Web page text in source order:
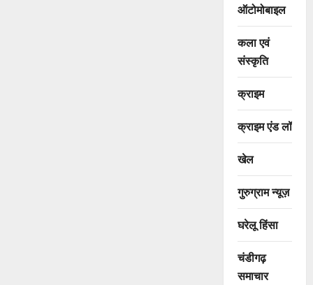
ऑटोमोबाइल
कला एवं
संस्कृति
क्राइम
क्राइम एंड लॉ
खेल
गुरुग्राम न्यूज़
घरेलू हिंसा
चंडीगढ़
समाचार